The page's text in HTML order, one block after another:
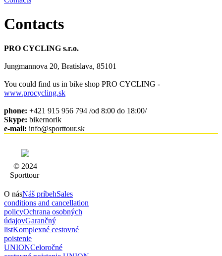
Contacts
PRO CYCLING s.r.o.
Jungmannova 20, Bratislava, 85101
You could find us in bike shop PRO CYCLING -
www.procycling.sk
phone: +421 915 956 794 /od 8:00 do 18:00/
Skype: bikernorik
e-mail: info@sporttour.sk
© 2024
Sporttour
O násNáš príbehSales
conditions and cancellation
policyOchrana osobných
údajovGarančný
listKomplexné cestovné
poistenie
UNIONCeloročné